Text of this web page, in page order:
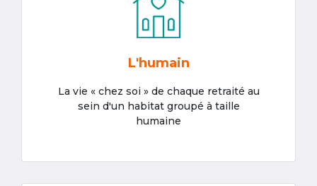
L'humain
La vie « chez soi » de chaque retraité au
sein d'un habitat groupé à taille
humaine